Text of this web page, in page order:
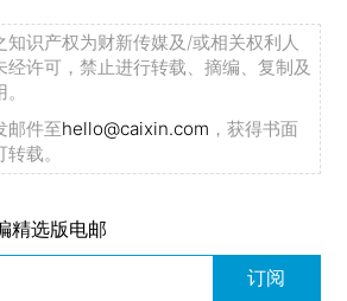
outcome）都可以通过自由市场
着可以将效率问题和分配问题分
任务是研究产出最大化（反映在
配问题留给政治决策。当通过市
政府应该怎么做。例如，建议政
垄断法，以确保市场竞争机制发
知识产权为财新传媒及/或相关权利人
经许可，禁止进行转载、摘编、复制及
邮件至hello@caixin.com ，获得书面
载。
精选版电邮
订阅